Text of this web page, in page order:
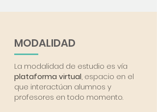
MODALIDAD
La modalidad de estudio es vía
plataforma virtual, espacio en el
que interactúan alumnos y
profesores en todo momento.